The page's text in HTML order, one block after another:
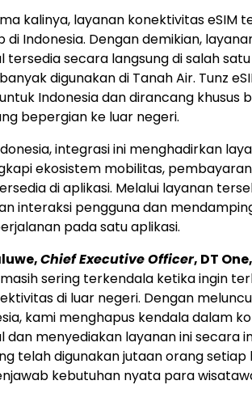
kalinya, layanan konektivitas eSIM
di Indonesia. Dengan demikian,
tersedia secara langsung di salah
digunakan di Tanah Air. Tunz
Indonesia dan dirancang khusus
bepergian ke luar negeri.
integrasi ini menghadirkan
ekosistem mobilitas,
di aplikasi. Melalui layanan
interaksi pengguna dan
pada satu aplikasi.
Chief Executive Officer, DT One,
sering terkendala ketika ingin
di luar negeri. Dengan
kami menghapus kendala dalam
dan menyediakan layanan ini secara
telah digunakan jutaan orang setiap
kebutuhan nyata para